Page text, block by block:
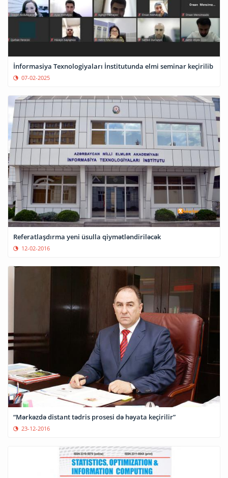
İnformasiya Texnologiyaları İnstitutunda elmi seminar keçirilib
07-02-2025
Referatlaşdırma yeni üsulla qiymətləndiriləcək
12-02-2016
“Mərkəzdə distant tədris prosesi də həyata keçirilir”
23-12-2016